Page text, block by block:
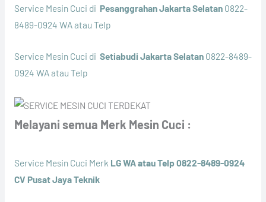
Service Mesin Cuci di Pesanggrahan Jakarta Selatan 0822-
8489-0924 WA atau Telp
Service Mesin Cuci di Setiabudi Jakarta Selatan 0822-8489-
0924 WA atau Telp
Melayani semua Merk Mesin Cuci :
Service Mesin Cuci Merk LG WA atau Telp 0822-8489-0924
CV Pusat Jaya Teknik